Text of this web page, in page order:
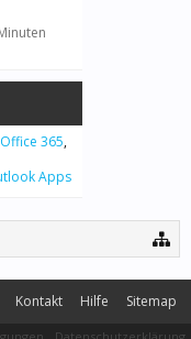
Office 365,
Apps
Kontakt Hilfe Sitemap